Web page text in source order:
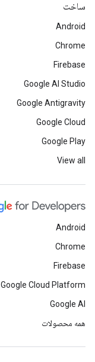
ساخت
Android
Chrome
Firebase
Google AI Studio
Google Antigravity
Google Cloud
Google Play
View all
Android
Chrome
Firebase
Google Cloud Platform
Google AI
همه محصولات